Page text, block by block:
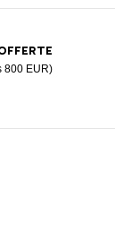
800 EUR)